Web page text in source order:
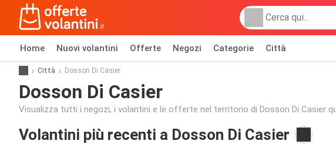
Home Nuovi volantini Offerte Negozi Categorie Città
Città Dosson Di Casier
Dosson Di Casier
Visualizza tutti i negozi, i volantini e le offerte nel territorio di Dosson Di Casier
Volantini più recenti a Dosson Di Casier